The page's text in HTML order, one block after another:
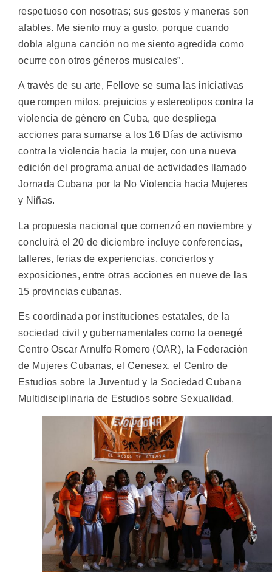
respetuoso con nosotras; sus gestos y maneras son
afables. Me siento muy a gusto, porque cuando
dobla alguna canción no me siento agredida como
ocurre con otros géneros musicales”.
A través de su arte, Fellove se suma las iniciativas
que rompen mitos, prejuicios y estereotipos contra la
violencia de género en Cuba, que despliega
acciones para sumarse a los 16 Días de activismo
contra la violencia hacia la mujer, con una nueva
edición del programa anual de actividades llamado
Jornada Cubana por la No Violencia hacia Mujeres
y Niñas.
La propuesta nacional que comenzó en noviembre y
concluirá el 20 de diciembre incluye conferencias,
talleres, ferias de experiencias, conciertos y
exposiciones, entre otras acciones en nueve de las
15 provincias cubanas.
Es coordinada por instituciones estatales, de la
sociedad civil y gubernamentales como la oenegé
Centro Oscar Arnulfo Romero (OAR), la Federación
de Mujeres Cubanas, el Cenesex, el Centro de
Estudios sobre la Juventud y la Sociedad Cubana
Multidisciplinaria de Estudios sobre Sexualidad.